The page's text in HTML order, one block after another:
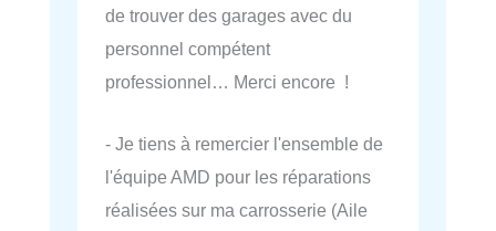
de trouver des garages avec du
personnel compétent
professionnel… Merci encore !
- Je tiens à remercier l'ensemble de
l'équipe AMD pour les réparations
réalisées sur ma carrosserie (Aile